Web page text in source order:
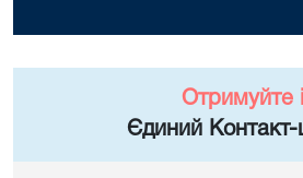
Отримуйте
Єдиний Контакт-